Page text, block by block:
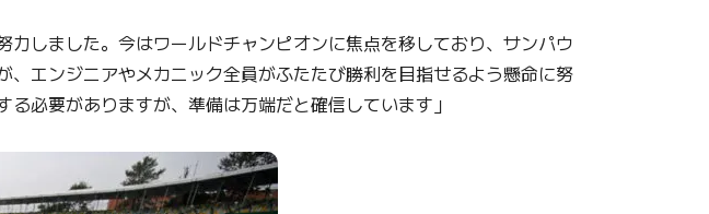
しました。今はワールドチャンピオンに焦点を移しており、サンパウ
エンジニアやメカニック全員がふたたび勝利を目指せるよう懸命に努
必要がありますが、準備は万端だと確信しています」